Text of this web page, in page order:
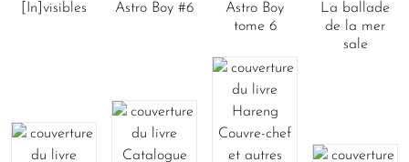
[In]visibles Astro Boy #6
Astro Boy
tome 6
La ballade
de la mer
sale